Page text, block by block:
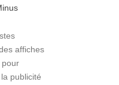
affiches
pour
publicité